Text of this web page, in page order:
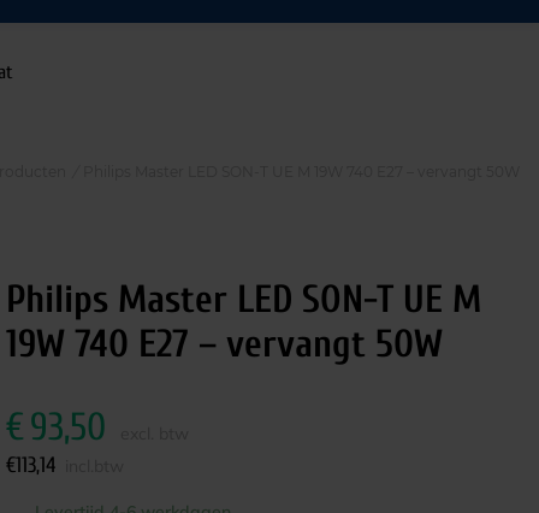
Philips Master LED SON-T UE M
19W 740 E27 – vervangt 50W
€93,50
€113,14